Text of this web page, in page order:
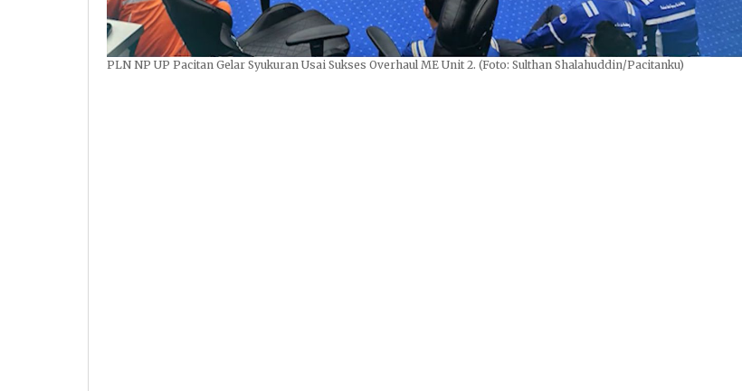
PLN NP UP Pacitan Gelar Syukuran Usai Sukses Overhaul ME Unit 2. (Foto: Sulthan Shalahuddin/Pacitanku)